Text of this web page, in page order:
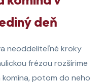
deň
neoddeliteľné kroky
frézou rozšírime
potom do neho